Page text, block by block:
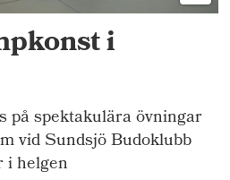
i
på spektakulära övningar
vid Sundsjö Budoklubb
i helgen